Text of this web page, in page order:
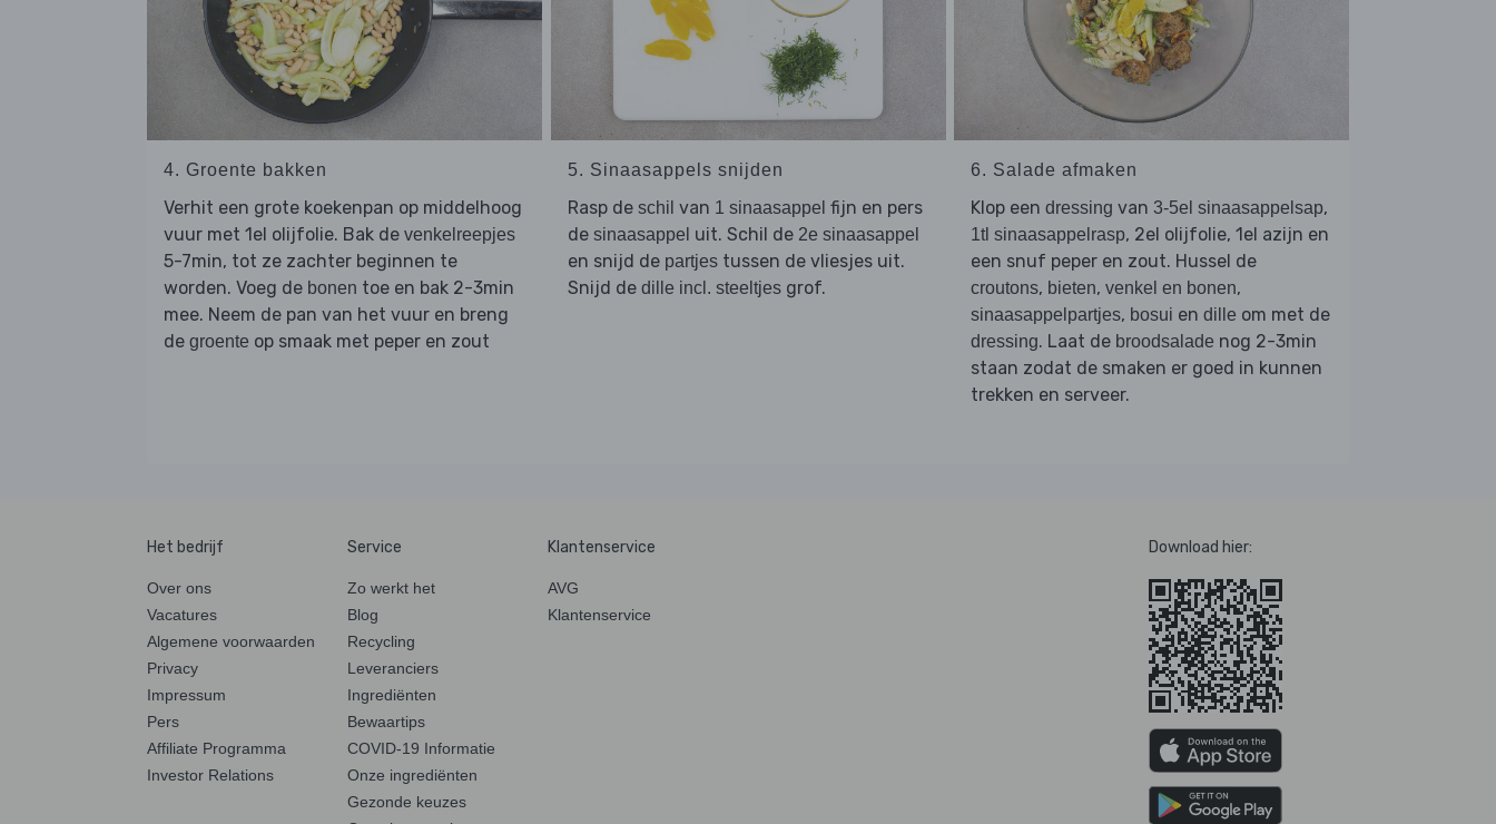
4. Groente bakken
Verhit een grote koekenpan op middelhoog
vuur met 1el olijfolie. Bak de venkelreepjes
5-7min, tot ze zachter beginnen te
worden. Voeg de bonen toe en bak 2-3min
mee. Neem de pan van het vuur en breng
de groente op smaak met peper en zout
5. Sinaasappels snijden
Rasp de schil van 1 sinaasappel fijn en pers
de sinaasappel uit. Schil de 2e sinaasappel
en snijd de partjestussen de vliesjes uit.
Snijd de dille incl. steeltjesgrof.
6. Salade afmaken
Klop een dressing van 3-5el sinaasappelsap,
1tl sinaasappelrasp, 2el olijfolie, 1el azijn en
een snuf peper en zout. Hussel de
croutons, bieten, venkel en bonen,
sinaasappelpartjes, bosui en dille om met de
dressing. Laat de broodsalade nog 2-3min
staan zodat de smaken er goed in kunnen
trekken en serveer.
Het bedrijf
Over ons
Vacatures
Algemene voorwaarden
Privacy
Impressum
Pers
Affiliate Programma
Investor Relations
Service
Zo werkt het
Blog
Recycling
Leveranciers
Ingrediënten
Bewaartips
COVID-19 Informatie
Onze ingrediënten
Gezonde keuzes
Klantenservice
AVG
Klantenservice
Download hier: